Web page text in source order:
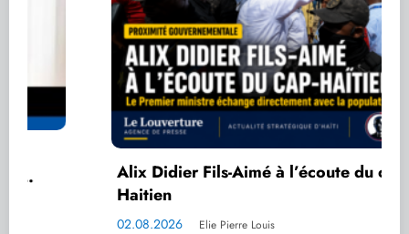
Alix Didier Fils-Aimé à l’écoute du cap-
Elie Pierre Louis